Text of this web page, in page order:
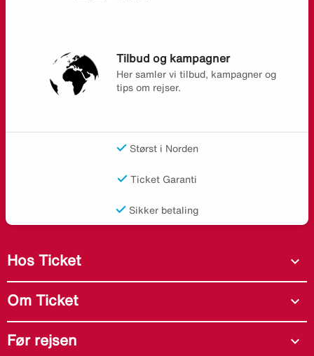
Tilbud og kampagner
Her samler vi tilbud, kampagner og
tips om rejser.
Størst i Norden
Ticket Garanti
Sikker betaling
Hos Ticket expand_more
Om Ticket expand_more
Før rejsen expand_more